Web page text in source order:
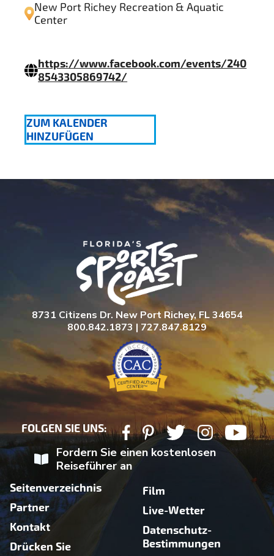
New Port Richey Recreation & Aquatic
Center
https://www.facebook.com/events/240
8543305869742/
ZUM KALENDER
HINZUFÜGEN
8731 Citizens Dr. New Port Richey, FL 34654
800.842.1873 | 727.847.8129
FOLGEN SIE UNS:
Fordern Sie einen kostenlosen
Reiseführer an
Seitenverzeichnis
Partner
Kontakt
Drücken Sie
Film
Live-Wetter
Datenschutz-
Bestimmungen